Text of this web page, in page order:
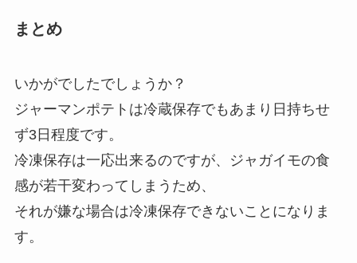
まとめ
いかがでしたでしょうか？
ジャーマンポテトは冷蔵保存でもあまり日持ちせ
ず3日程度です。
冷凍保存は一応出来るのですが、ジャガイモの食
感が若干変わってしまうため、
それが嫌な場合は冷凍保存できないことになりま
す。